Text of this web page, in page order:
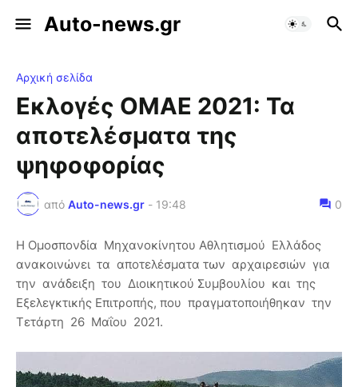
Auto-news.gr
Αρχική σελίδα
Εκλογές ΟΜΑΕ 2021: Τα
αποτελέσματα της
ψηφοφορίας
από Auto-news.gr - 19:48 0
Η Ομοσπονδία Μηχανοκίνητου Αθλητισμού Ελλάδος
ανακοινώνει τα αποτελέσματα των αρχαιρεσιών για
την ανάδειξη του Διοικητικού Συμβουλίου και της
Εξελεγκτικής Επιτροπής, που πραγματοποιήθηκαν την
Τετάρτη 26 Μαΐου 2021.